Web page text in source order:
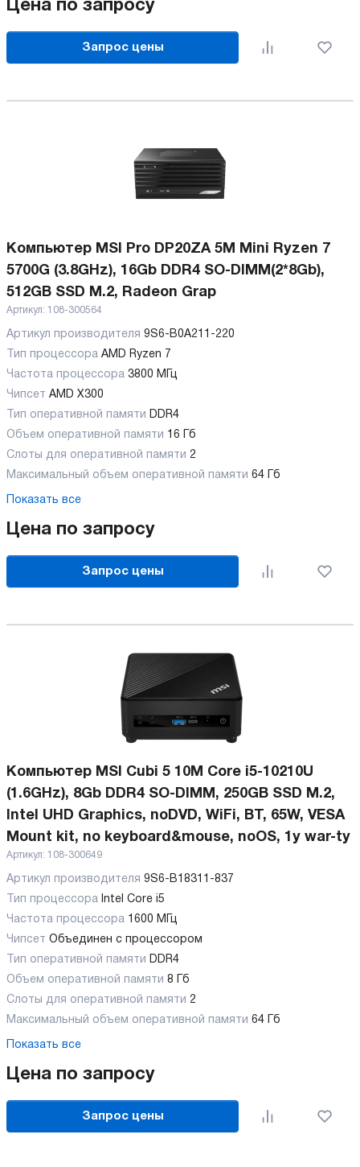
Цена по запросу
Запрос цены
Компьютер MSI Pro DP20ZA 5М Mini Ryzen 7
5700G (3.8GHz), 16Gb DDR4 SO-DIMM(2*8Gb),
512GB SSD M.2, Radeon Grap
Артикул: 108-300564
Артикул производителя 9S6-B0A211-220
Тип процессора AMD Ryzen 7
Частота процессора 3800 МГц
Чипсет AMD X300
Тип оперативной памяти DDR4
Объем оперативной памяти 16 Гб
Слоты для оперативной памяти 2
Максимальный объем оперативной памяти 64 Гб
Показать все
Цена по запросу
Запрос цены
Компьютер MSI Cubi 5 10M Core i5-10210U
(1.6GHz), 8Gb DDR4 SO-DIMM, 250GB SSD M.2,
Intel UHD Graphics, noDVD, WiFi, BT, 65W, VESA
Mount kit, no keyboard&mouse, noOS, 1y war-ty
Артикул: 108-300649
Артикул производителя 9S6-B18311-837
Тип процессора Intel Core i5
Частота процессора 1600 МГц
Чипсет Объединен с процессором
Тип оперативной памяти DDR4
Объем оперативной памяти 8 Гб
Слоты для оперативной памяти 2
Максимальный объем оперативной памяти 64 Гб
Показать все
Цена по запросу
Запрос цены